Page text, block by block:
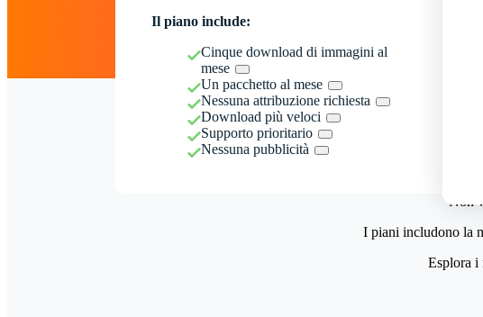
Il piano include:
Cinque download di immagini al
mese
Un pacchetto al mese
Nessuna attribuzione richiesta
Download più veloci
Supporto prioritario
Nessuna pubblicità
Non
I piani includono la
Esplora i